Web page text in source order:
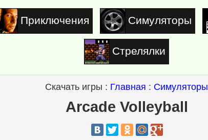
Приключения Симуляторы
Стрелялки
Скачать игры : Главная : Симуляторы
Arcade Volleyball